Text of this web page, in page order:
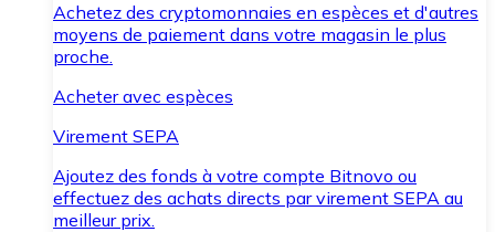
Achetez des cryptomonnaies en espèces et d'autres
moyens de paiement dans votre magasin le plus
proche.
Acheter avec espèces
Virement SEPA
Ajoutez des fonds à votre compte Bitnovo ou
effectuez des achats directs par virement SEPA au
meilleur prix.